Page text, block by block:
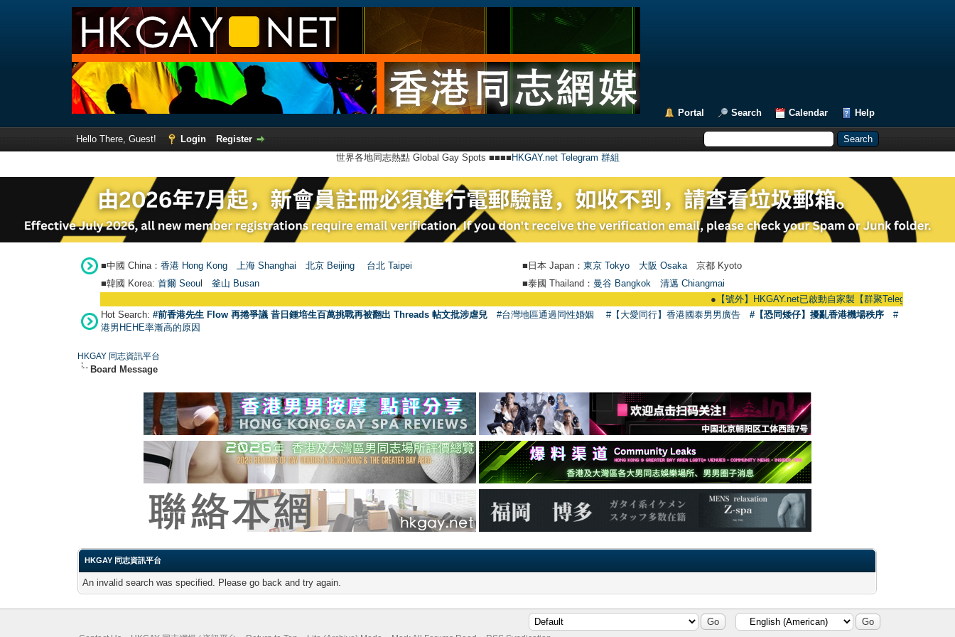
Portal Search Calendar Help
Hello There, Guest! Login
Register
世界各地同志熱點 Global Gay Spots ■■■■ HKGAY.net Telegram 群組
■中國 China： 香港 Hong Kong 上海 Shanghai 北京 Beijing 台北 Taipei ■日本 Japan： 東京 Tokyo 大阪 Osaka 京都 Kyoto
■韓國 Korea: 首爾 Seou 釜山 Busan ■泰國 Thailand： 曼谷 Bangkok
清邁 Chiangmai
【號外】HKGAY.net已啟動自家製【群聚Telegram群組】
Hot Search: #前香港先生 Flow 再捲爭議 昔日鍾培生百萬挑戰再被翻出 Threads 帖文批涉虐兒 #台灣地區通過同性婚姻 #【大愛同行】香港國泰男男廣告 #【恐同矮仔】擾亂香港機場秩序
#
港男HEHE率漸高的原因
HKGAY 同志資訊平台
Board Message
HKGAY 同志資訊平台
An invalid search was specified. Please go back and try again.